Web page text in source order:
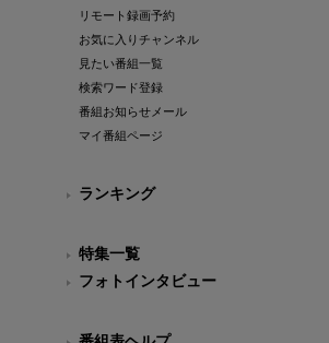
リモート録画予約
お気に入りチャンネル
見たい番組一覧
検索ワード登録
番組お知らせメール
マイ番組ページ
ランキング
特集一覧
フォトインタビュー